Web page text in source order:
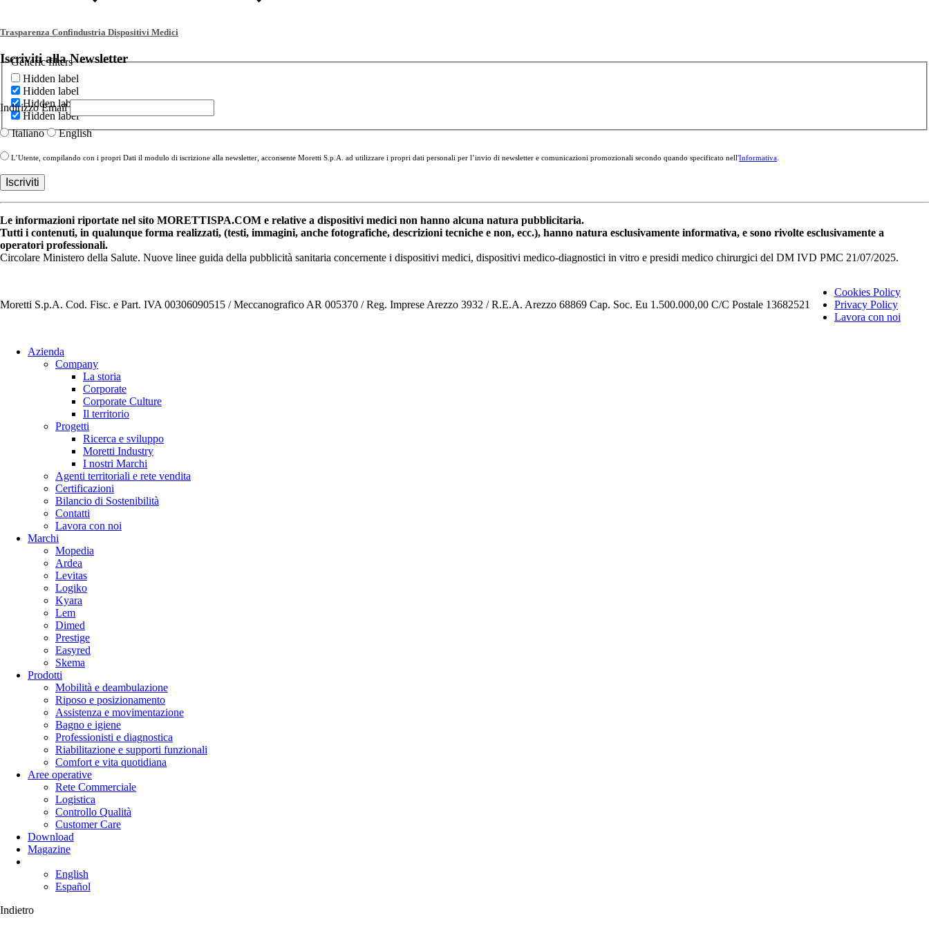
Generic filters
Hidden label
Hidden label
Hidden label
Hidden label
Trasparenza Confindustria Dispositivi Medici
Iscriviti alla Newsletter
Indirizzo Email
Italiano English
L’Utente, compilando con i propri Dati il modulo di iscrizione alla newsletter, acconsente Moretti S.p.A. ad utilizzare i propri dati personali per l’invio di newsletter e comunicazioni promozionali secondo quando specificato nell'Informativa
Le informazioni riportate nel sito MORETTISPA.COM e relative a dispositivi medici non hanno alcuna natura pubblicitaria.
Tutti i contenuti, in qualunque forma realizzati, (testi, immagini, anche fotografiche, descrizioni tecniche e non, ecc.), hanno natura esclusivamente informativa, e sono rivolte esclusivamente a
operatori professionali.
Circolare Ministero della Salute. Nuove linee guida della pubblicità sanitaria concernente i dispositivi medici, dispositivi medico-diagnostici in vitro e presidi medico chirurgici del DM IVD PMC 21/07/2025.
Moretti S.p.A. Cod. Fisc. e Part. IVA 00306090515 / Meccanografico AR 005370 / Reg. Imprese Arezzo 3932 / R.E.A. Arezzo 68869 Cap. Soc. Eu 1.500.000,00 C/C Postale 13682521
Cookies Policy
Privacy Policy
Lavora con noi
Azienda
Company
La storia
Corporate
Corporate Culture
Il territorio
Progetti
Ricerca e sviluppo
Moretti Industry
I nostri Marchi
Agenti territoriali e rete vendita
Certificazioni
Bilancio di Sostenibilità
Contatti
Lavora con noi
Marchi
Mopedia
Ardea
Levitas
Logiko
Kyara
Lem
Dimed
Prestige
Easyred
Skema
Prodotti
Mobilità e deambulazione
Riposo e posizionamento
Assistenza e movimentazione
Bagno e igiene
Professionisti e diagnostica
Riabilitazione e supporti funzionali
Comfort e vita quotidiana
Aree operative
Rete Commerciale
Logistica
Controllo Qualità
Customer Care
Download
Magazine
English
Español
Indietro